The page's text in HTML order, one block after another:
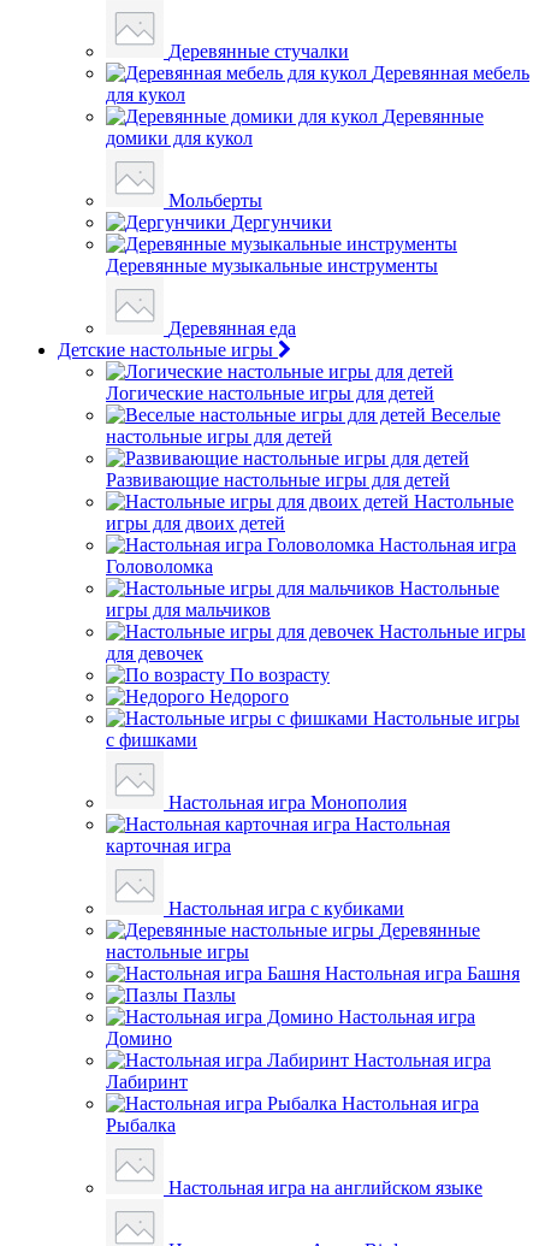
Деревянные стучалки
Деревянная мебель
для кукол
Деревянные
домики для кукол
Мольберты
Дергунчики
Деревянные музыкальные инструменты
Деревянная еда
Детские настольные игры
Логические настольные игры для детей
Веселые
настольные игры для детей
Развивающие настольные игры для детей
Настольные
игры для двоих детей
Настольная игра
Головоломка
Настольные
игры для мальчиков
Настольные игры
для девочек
По возрасту
Недорого
Настольные игры
с фишками
Настольная игра Монополия
Настольная
карточная игра
Настольная игра с кубиками
Деревянные
настольные игры
Настольная игра Башня
Пазлы
Настольная игра
Домино
Настольная игра
Лабиринт
Настольная игра
Рыбалка
Настольная игра на английском языке